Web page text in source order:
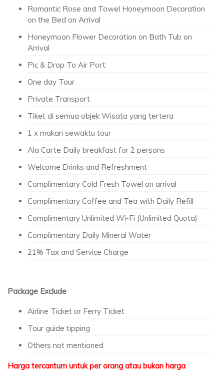
Romantic Rose and Towel Honeymoon Decoration
on the Bed on Arrival
Honeymoon Flower Decoration on Bath Tub on
Arrival
Pic & Drop To Air Port
One day Tour
Private Transport
Tiket di semua objek Wisata yang tertera
1 x makan sewaktu tour
Ala Carte Daily breakfast for 2 persons
Welcome Drinks and Refreshment
Complimentary Cold Fresh Towel on arrival
Complimentary Coffee and Tea with Daily Refill
Complimentary Unlimited Wi-Fi (Unlimited Quota)
Complimentary Daily Mineral Water
21% Tax and Service Charge
Package Exclude
Airline Ticket or Ferry Ticket
Tour guide tipping
Others not mentioned
Harga tercantum untuk per orang atau bukan harga